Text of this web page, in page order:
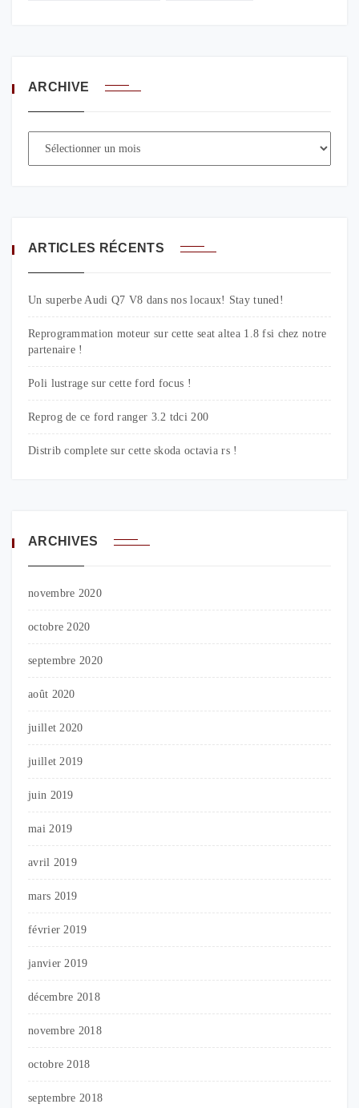
ARCHIVE
ARTICLES RÉCENTS
Un superbe Audi Q7 V8 dans nos locaux! Stay tuned!
Reprogrammation moteur sur cette seat altea 1.8 fsi chez notre
partenaire !
Poli lustrage sur cette ford focus !
Reprog de ce ford ranger 3.2 tdci 200
Distrib complete sur cette skoda octavia rs !
ARCHIVES
novembre 2020
octobre 2020
septembre 2020
août 2020
juillet 2020
juillet 2019
juin 2019
mai 2019
avril 2019
mars 2019
février 2019
janvier 2019
décembre 2018
novembre 2018
octobre 2018
septembre 2018